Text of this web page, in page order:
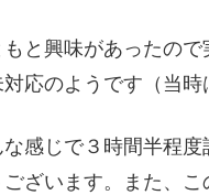
もと興味があったの
対応のようです（当時
な感じで３時間半程
ございます。また、